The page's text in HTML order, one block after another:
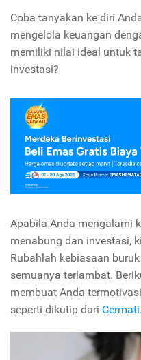
Coba tanyakan ke diri
mengelola keuangan
memiliki nilai ideal untuk
investasi?
Apabila Anda mengalami
menabung dan investasi,
Rubahlah kebiasaan
semuanya terlambat.
membuat Anda
seperti dikutip dari